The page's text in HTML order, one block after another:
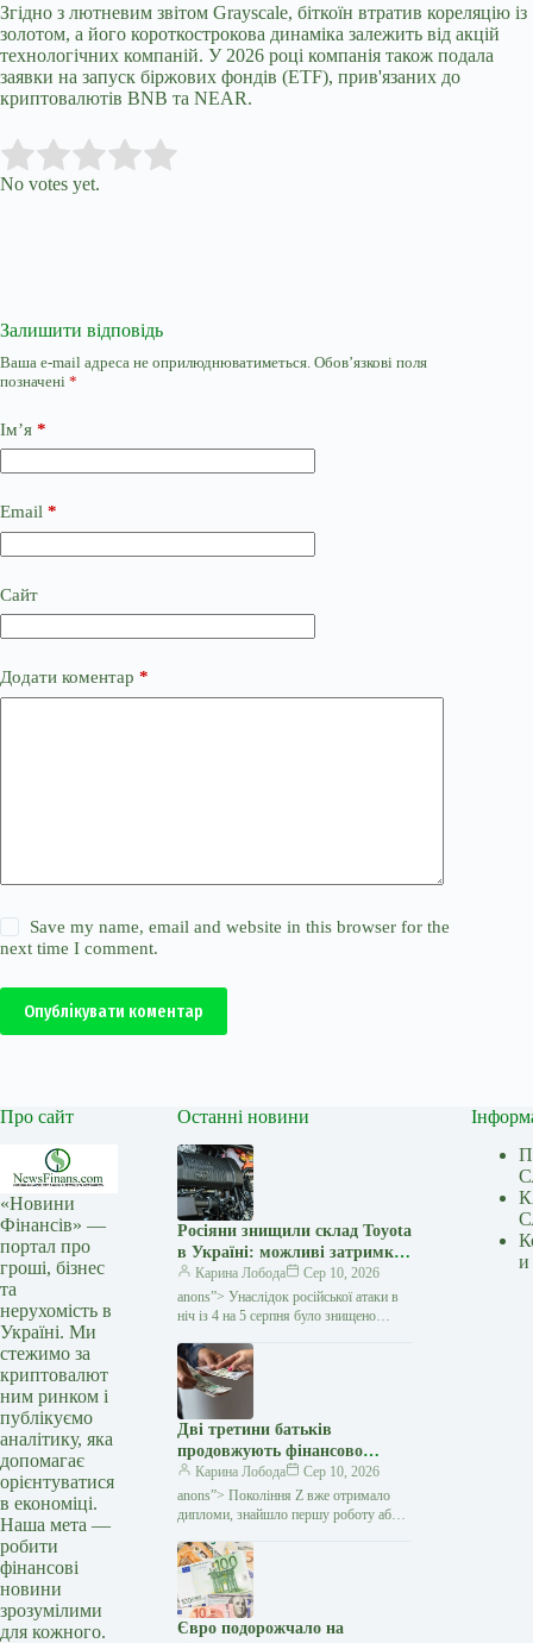
Згідно з лютневим звітом Grayscale, біткоїн втратив кореляцію із
золотом, а його короткострокова динаміка залежить від акцій
технологічних компаній. У 2026 році компанія також подала
заявки на запуск біржових фондів (ETF), прив'язаних до
криптовалютів BNB та NEAR.
Rate this item:
No votes yet.
Залишити відповідь
Ваша e-mail адреса не оприлюднюватиметься. Обов’язкові поля
позначені *
Ім’я *
Email *
Сайт
Додати коментар *
Save my name, email and website in this browser for the
next time I comment.
Опублікувати коментар
Про сайт
«Новини
Фінансів» —
портал про
гроші, бізнес
та
нерухомість в
Україні. Ми
стежимо за
криптовалют
ним ринком і
публікуємо
аналітику, яка
допомагає
орієнтуватися
в економіці.
Наша мета —
робити
фінансові
новини
зрозумілими
для кожного.
Останні новини
Росіяни знищили склад Toyota
в Україні: можливі затримки
з постачанням запчастин —
Мінфін
Карина Лобода
Сер 10, 2026
anons”> Унаслідок російської атаки в
ніч із 4 на 5 серпня було знищено
товарів компанії «Тойота-Україна».…
Дві третини батьків
продовжують фінансово
утримувати дорослих дітей
покоління Z — дослідження
— Мінфін
Карина Лобода
Сер 10, 2026
anons”> Покоління Z вже отримало
дипломи, знайшло першу роботу або
незалежності це не гарантує. Дедалі
більше молодих людей…
Євро подорожчало на
и